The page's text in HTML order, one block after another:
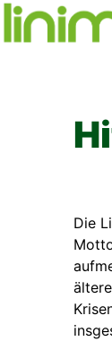
Skip
Die